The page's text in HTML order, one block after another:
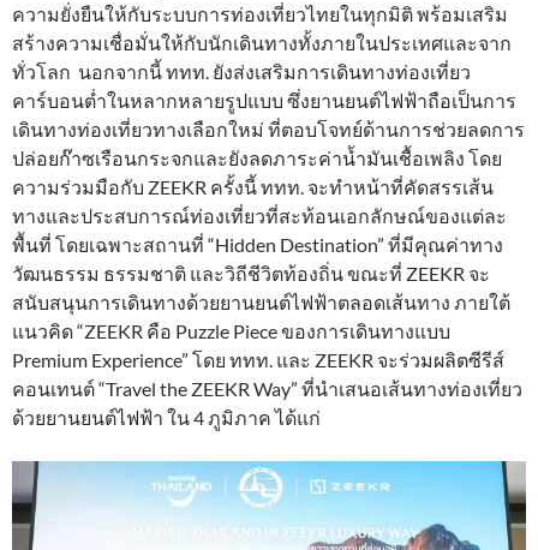
ความยั่งยืนให้กับระบบการท่องเที่ยวไทยในทุกมิติ พร้อมเสริม
สร้างความเชื่อมั่นให้กับนักเดินทางทั้งภายในประเทศและจาก
ทั่วโลก นอกจากนี้ ททท. ยังส่งเสริมการเดินทางท่องเที่ยว
คาร์บอนต่ำในหลากหลายรูปแบบ ซึ่งยานยนต์ไฟฟ้าถือเป็นการ
เดินทางท่องเที่ยวทางเลือกใหม่ ที่ตอบโจทย์ด้านการช่วยลดการ
ปล่อยก๊าซเรือนกระจกและยังลดภาระค่าน้ำมันเชื้อเพลิง โดย
ความร่วมมือกับ ZEEKR ครั้งนี้ ททท. จะทำหน้าที่คัดสรรเส้น
ทางและประสบการณ์ท่องเที่ยวที่สะท้อนเอกลักษณ์ของแต่ละ
พื้นที่ โดยเฉพาะสถานที่ “Hidden Destination” ที่มีคุณค่าทาง
วัฒนธรรม ธรรมชาติ และวิถีชีวิตท้องถิ่น ขณะที่ ZEEKR จะ
สนับสนุนการเดินทางด้วยยานยนต์ไฟฟ้าตลอดเส้นทาง ภายใต้
แนวคิด “ZEEKR คือ Puzzle Piece ของการเดินทางแบบ
Premium Experience” โดย ททท. และ ZEEKR จะร่วมผลิตซีรีส์
คอนเทนต์ “Travel the ZEEKR Way” ที่นำเสนอเส้นทางท่องเที่ยว
ด้วยยานยนต์ไฟฟ้า ใน 4 ภูมิภาค ได้แก่